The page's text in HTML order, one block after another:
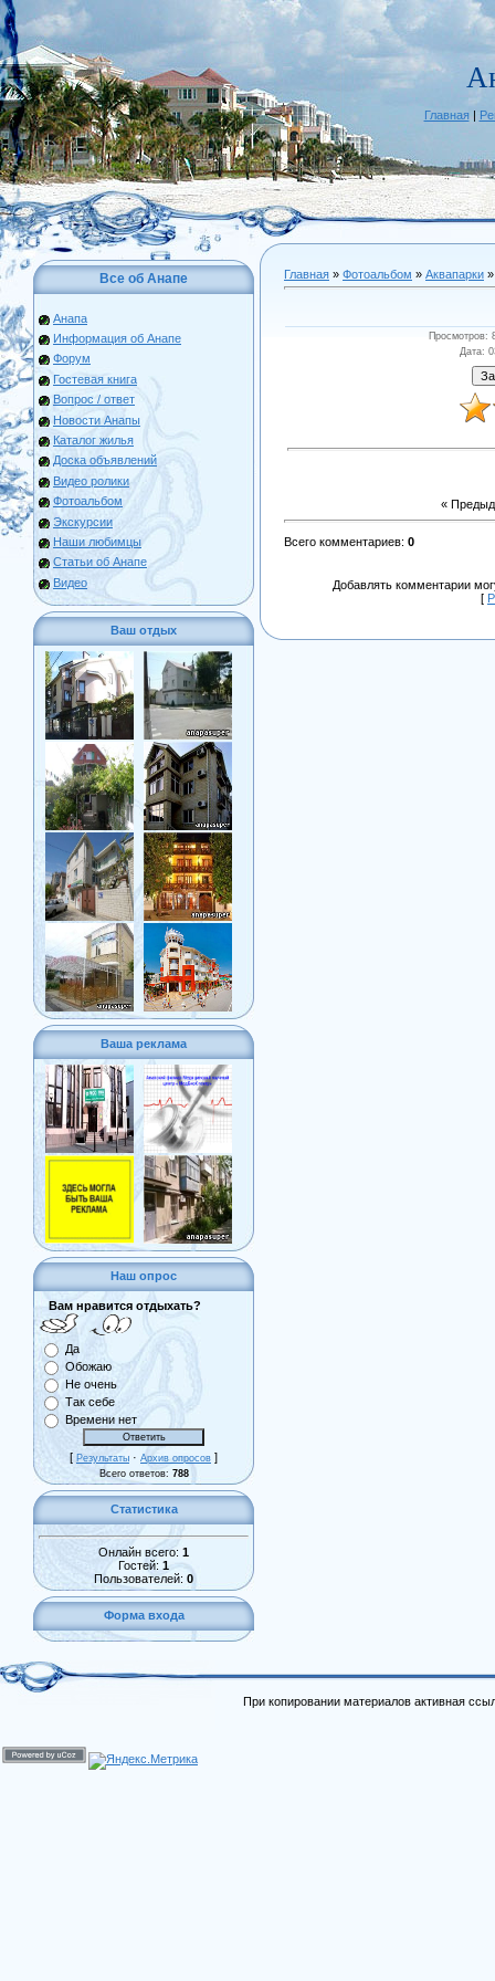
Главная |
Все об Анапе
Анапа
Информация об Анапе
Форум
Гостевая книга
Вопрос / ответ
Новости Анапы
Каталог жилья
Доска объявлений
Видео ролики
Фотоальбом
Экскурсии
Наши любимцы
Статьи об Анапе
Видео
Ваш отдых
Ваша реклама
Наш опрос
Вам нравится отдыхать?
Да
Обожаю
Не очень
Так себе
Времени нет
[ Результаты · Архив опросов ]
Всего ответов: 788
Статистика
Онлайн всего: 1
Гостей: 1
Пользователей: 0
Форма входа
Главная » Фотоальбом » Аквапарки
Просмотров:
Дата:
«
Всего комментариев: 0
Добавлять комментарии
[
При копировании материалов активная